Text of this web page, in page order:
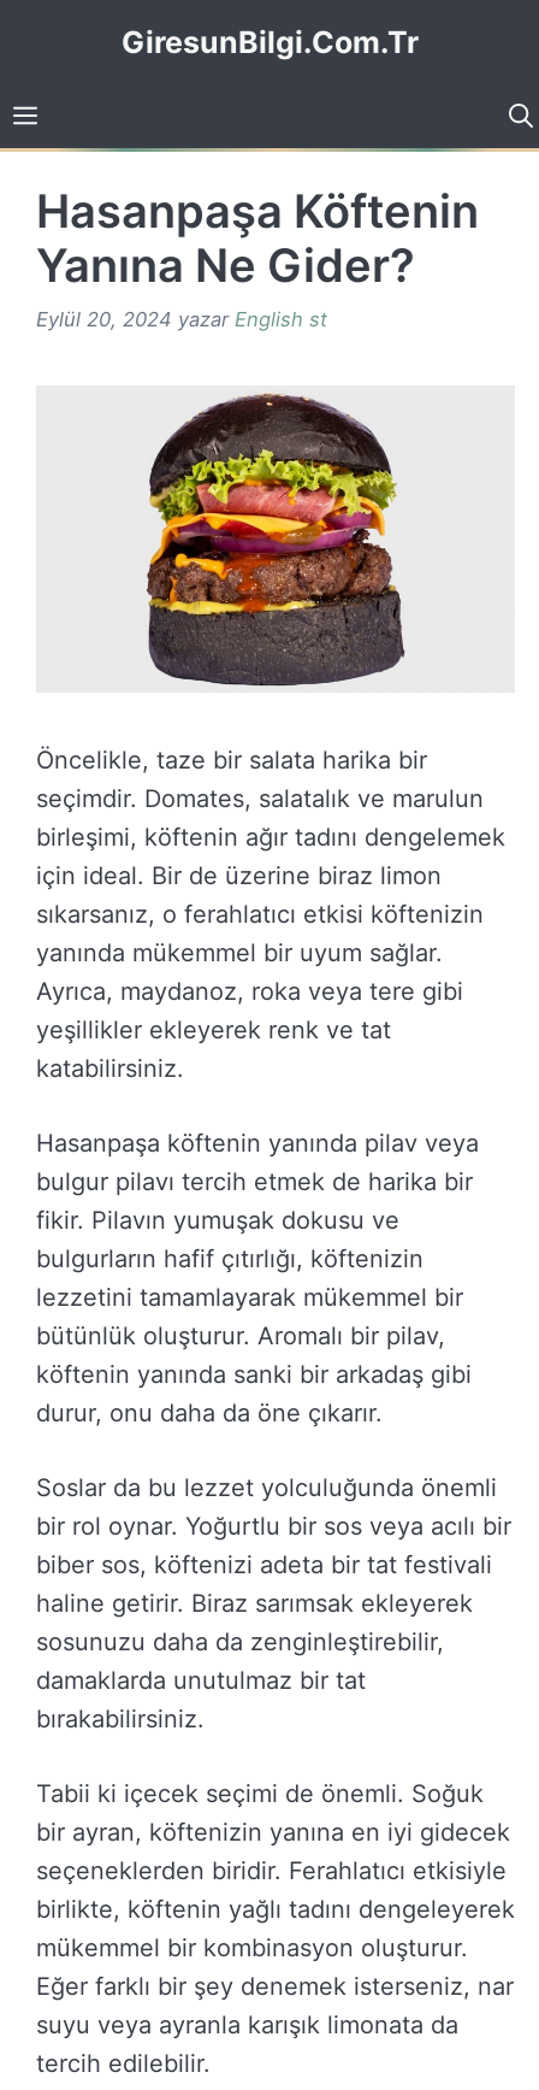
GiresunBilgi.Com.Tr
Hasanpaşa Köftenin
Yanına Ne Gider?
Eylül 20, 2024 yazar English st
Öncelikle, taze bir salata harika bir
seçimdir. Domates, salatalık ve marulun
birleşimi, köftenin ağır tadını dengelemek
için ideal. Bir de üzerine biraz limon
sıkarsanız, o ferahlatıcı etkisi köftenizin
yanında mükemmel bir uyum sağlar.
Ayrıca, maydanoz, roka veya tere gibi
yeşillikler ekleyerek renk ve tat
katabilirsiniz.
Hasanpaşa köftenin yanında pilav veya
bulgur pilavı tercih etmek de harika bir
fikir. Pilavın yumuşak dokusu ve
bulgurların hafif çıtırlığı, köftenizin
lezzetini tamamlayarak mükemmel bir
bütünlük oluşturur. Aromalı bir pilav,
köftenin yanında sanki bir arkadaş gibi
durur, onu daha da öne çıkarır.
Soslar da bu lezzet yolculuğunda önemli
bir rol oynar. Yoğurtlu bir sos veya acılı bir
biber sos, köftenizi adeta bir tat festivali
haline getirir. Biraz sarımsak ekleyerek
sosunuzu daha da zenginleştirebilir,
damaklarda unutulmaz bir tat
bırakabilirsiniz.
Tabii ki içecek seçimi de önemli. Soğuk
bir ayran, köftenizin yanına en iyi gidecek
seçeneklerden biridir. Ferahlatıcı etkisiyle
birlikte, köftenin yağlı tadını dengeleyerek
mükemmel bir kombinasyon oluşturur.
Eğer farklı bir şey denemek isterseniz, nar
suyu veya ayranla karışık limonata da
tercih edilebilir.